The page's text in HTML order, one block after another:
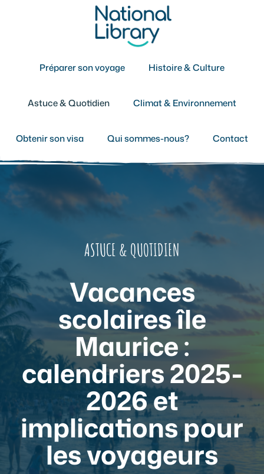
Préparer son voyage Histoire & Culture
Astuce & Quotidien Climat & Environnement
Obtenir son visa Qui sommes-nous? Contact
ASTUCE & QUOTIDIEN
Vacances
scolaires île
Maurice :
calendriers 2025-
2026 et
implications pour
les voyageurs